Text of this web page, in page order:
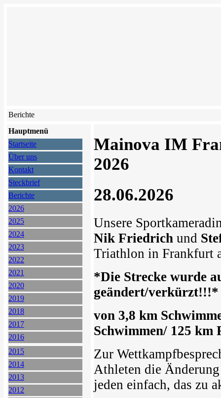
Berichte
Hauptmenü
Startseite
Über uns
Kontakt
Steckbrief
Berichte
2026
2025
2024
2023
2022
2021
2020
2019
2018
2017
2016
2015
2014
2013
2012
Mainova IM
2026
28.06.2026
Unsere
Nik Friedrich und
Triathlon in Frankfurt
*Die Strecke wurde
geändert/verkürzt!!!*
von 3,8 km
Schwimmen/ 125 km
Zur
Athleten die
jeden einfach, das zu